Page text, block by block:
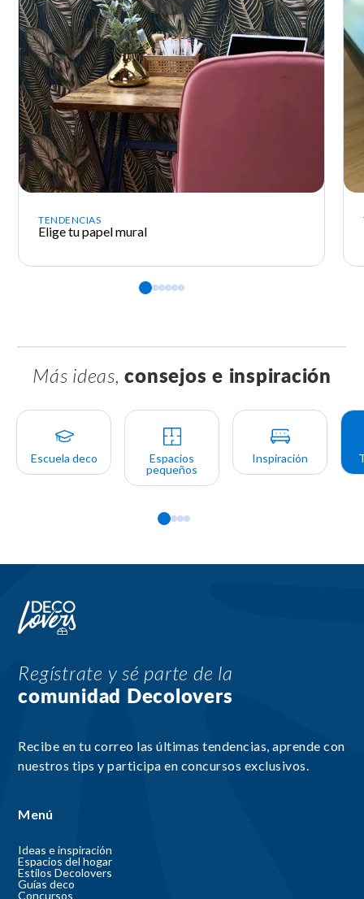
TENDENCIAS
Elige tupapel mural
Más ideas,consejos e inspiración
Escuela deco
Espacios
pequeños
Inspiración
Regístrate y sé parte de la
comunidad Decolovers
Recibe en tu correo las últimas tendencias, aprende con
nuestros tips y participa en concursos exclusivos.
Menú
Ideas e inspiración
Espacios del hogar
Estilos Decolovers
Guías deco
Concursos